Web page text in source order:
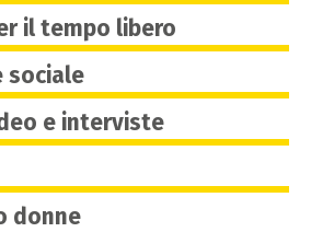
il tempo libero
sociale
e interviste
donne